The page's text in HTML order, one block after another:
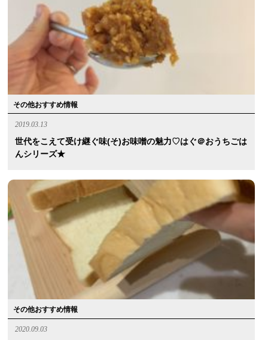
その他おすすめ情報
2019.03.13
世代をこえて受け継ぐ味(そ)お味噌の魅力♡はぐ＠おうちごは
んシリーズ★
その他おすすめ情報
2020.09.03